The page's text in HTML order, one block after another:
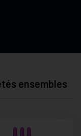
ensembles